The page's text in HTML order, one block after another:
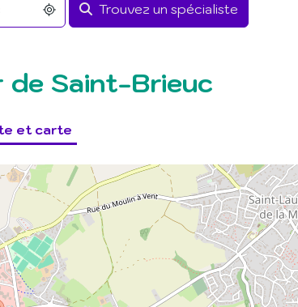
Trouvez un spécialisteMot de passe
de Saint-Brieuc
et carte